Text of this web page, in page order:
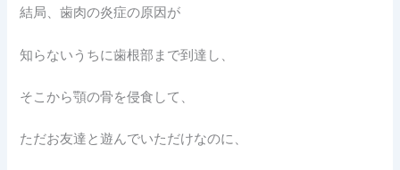
結局、歯肉の炎症の原因が
知らないうちに歯根部まで到達し、
そこから顎の骨を侵食して、
ただお友達と遊んでいただけなのに、